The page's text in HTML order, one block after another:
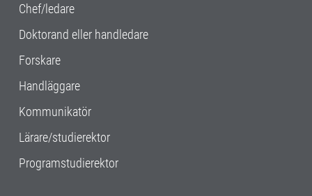
Chef/ledare
Doktorand eller handledare
Forskare
Handläggare
Kommunikatör
Lärare/studierektor
Programstudierektor